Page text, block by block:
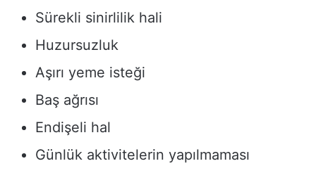
Sürekli sinirlilik hali
Huzursuzluk
Aşırı yeme isteği
Baş ağrısı
Endişeli hal
Günlük aktivitelerin yapılmaması